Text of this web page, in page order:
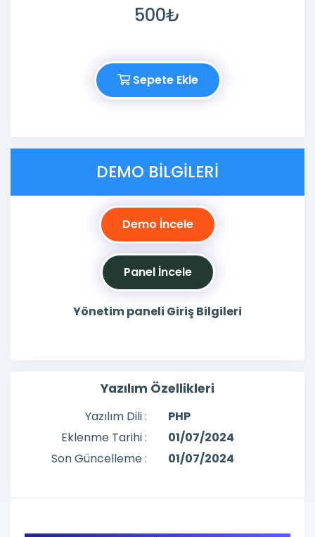
500₺
Sepete Ekle
DEMO BILGILERI
Demo İncele
Panel İncele
Yönetim paneli Giriş Bilgileri
Yazılım Özellikleri
Yazılım Dili :
PHP
Eklenme Tarihi :
01/07/2024
Son Güncelleme :
01/07/2024